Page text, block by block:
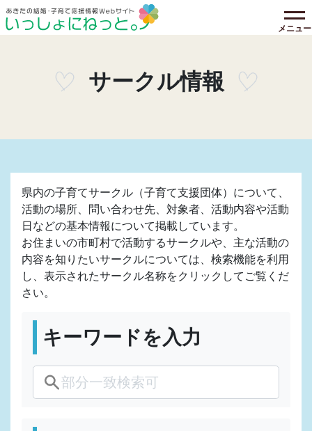
メニュー
サークル情報
県内の子育てサークル（子育て支援団体）について、
活動の場所、問い合わせ先、対象者、活動内容や活動
日などの基本情報について掲載しています。
お住まいの市町村で活動するサークルや、主な活動の
内容を知りたいサークルについては、検索機能を利用
し、表示されたサークル名称をクリックしてご覧くだ
さい。
キーワードを入力